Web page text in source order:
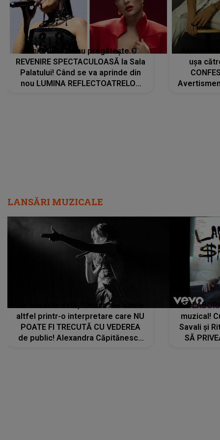
Tania Turtureanu pregătește O
REVENIRE SPECTACULOASĂ la Sala
Palatului! Când se va aprinde din
nou LUMINA REFLECTOATRELOR
ușa
LANSĂRI MUZICALE
De această dată, "Dilaila" se simte
altfel printr-o interpretare care NU
POATE FI TRECUTĂ CU VEDEREA
de public! Alexandra Căpitănescu
muzical!
Savali și
SĂ